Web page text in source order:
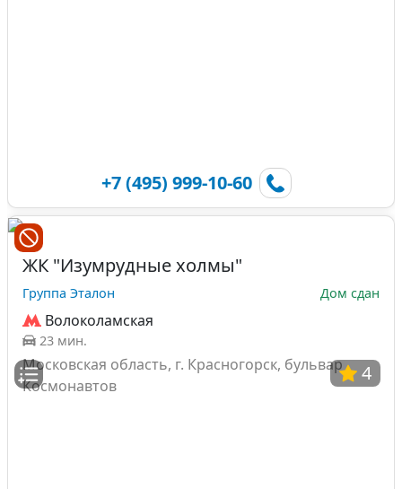
+7 (495) 999-10-60
4
ЖК "Изумрудные холмы"
Группа Эталон Дом сдан
Волоколамская
23 мин.
Московская область, г. Красногорск, бульвар
Космонавтов